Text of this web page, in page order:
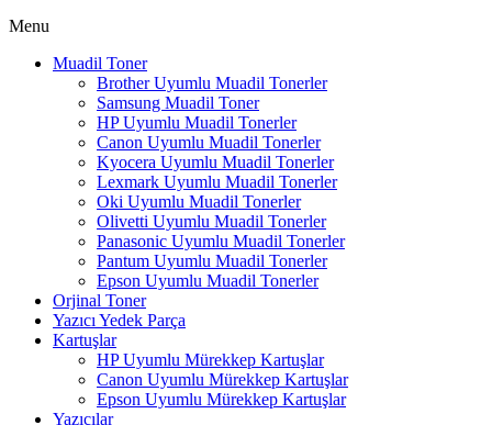
Menu
Muadil Toner
Brother Uyumlu Muadil Tonerler
Samsung Muadil Toner
HP Uyumlu Muadil Tonerler
Canon Uyumlu Muadil Tonerler
Kyocera Uyumlu Muadil Tonerler
Lexmark Uyumlu Muadil Tonerler
Oki Uyumlu Muadil Tonerler
Olivetti Uyumlu Muadil Tonerler
Panasonic Uyumlu Muadil Tonerler
Pantum Uyumlu Muadil Tonerler
Epson Uyumlu Muadil Tonerler
Orjinal Toner
Yazıcı Yedek Parça
Kartuşlar
HP Uyumlu Mürekkep Kartuşlar
Canon Uyumlu Mürekkep Kartuşlar
Epson Uyumlu Mürekkep Kartuşlar
Yazıcılar